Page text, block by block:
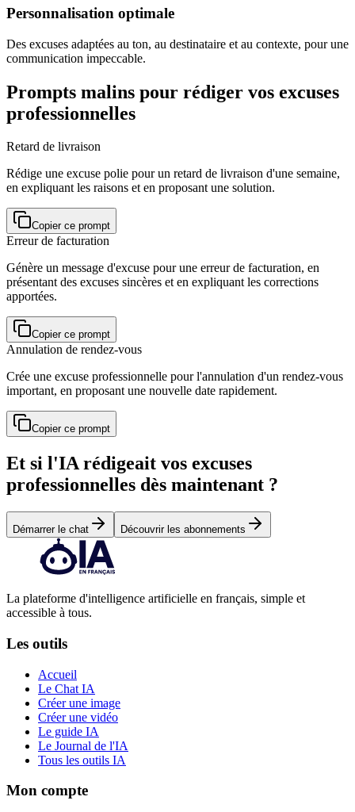
Personnalisation optimale
Des excuses adaptées au ton, au destinataire et au contexte, pour une
communication impeccable.
Prompts malins pour rédiger vos excuses
professionnelles
Retard de livraison
Rédige une excuse polie pour un retard de livraison d'une semaine,
en expliquant les raisons et en proposant une solution.
Copier ce prompt
Erreur de facturation
Génère un message d'excuse pour une erreur de facturation, en
présentant des excuses sincères et en expliquant les corrections
apportées.
Copier ce prompt
Annulation de rendez-vous
Crée une excuse professionnelle pour l'annulation d'un rendez-vous
important, en proposant une nouvelle date rapidement.
Copier ce prompt
Et si l'IA rédigeait vos excuses
professionnelles dès maintenant ?
Démarrer le chat Découvrir les abonnements
La plateforme d'intelligence artificielle en français, simple et
accessible à tous.
Les outils
Accueil
Le Chat IA
Créer une image
Créer une vidéo
Le guide IA
Le Journal de l'IA
Tous les outils IA
Mon compte